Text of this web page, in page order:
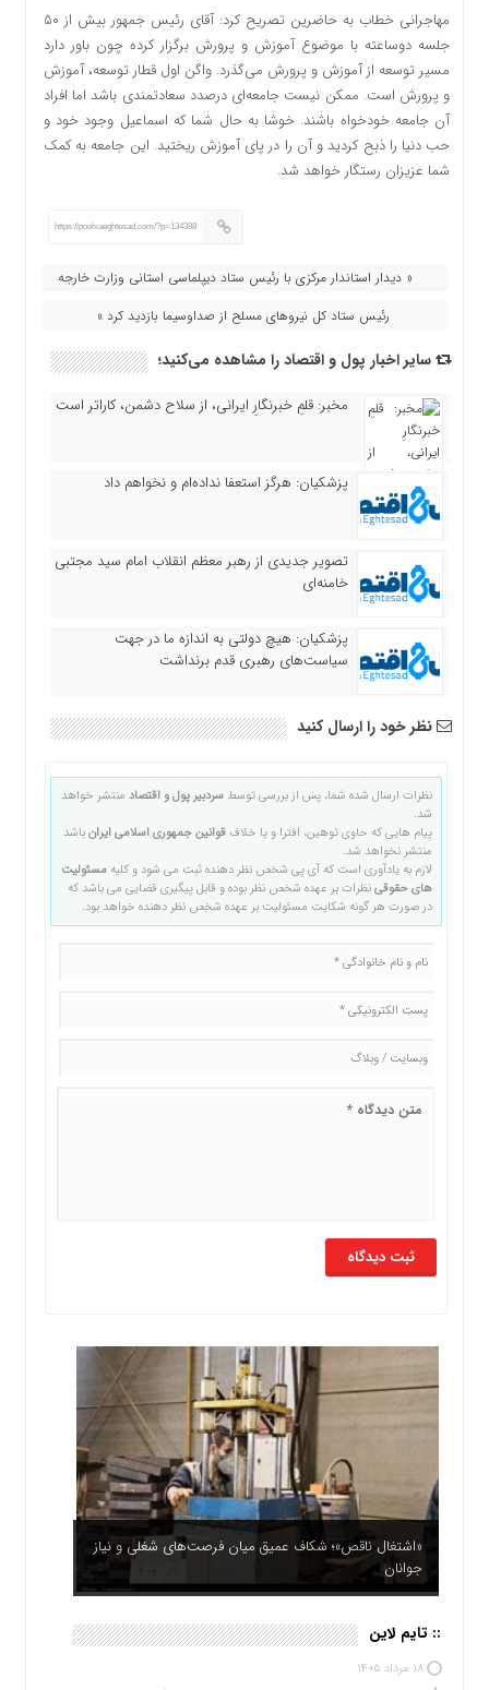
مهاجرانی خطاب به حاضرین تصریح کرد: آقای رئیس جمهور بیش از ۵۰
جلسه دوساعته با موضوع آموزش و پرورش برگزار کرده چون باور دارد
مسیر توسعه از آموزش و پرورش می‌گذرد. واگن اول قطار توسعه، آموزش
و پرورش است. ممکن نیست جامعه‌ای درصدد سعادتمندی باشد اما افراد
آن جامعه خودخواه باشند. خوشا به حال شما که اسماعیل وجود خود و
حب دنیا را ذبح کردید و آن را در پای آموزش ریختید. این جامعه به کمک
شما عزیزان رستگار خواهد شد.
https://poolvaeghtesad.com/?p=134388
« دیدار استاندار مرکزی با رئیس ستاد دیپلماسی استانی وزارت خارجه
رئیس ستاد کل نیروهای مسلح از صداوسیما بازدید کرد »
سایر اخبار پول و اقتصاد را مشاهده می‌کنید؛
مخبر: قلمِ خبرنگارِ ایرانی، از سلاح دشمن، کاراتر است
پزشکیان: هرگز استعفا نداده‌ام و نخواهم داد
تصویر جدیدی از رهبر معظم انقلاب امام سید مجتبی
خامنه‌ای
پزشکیان: هیچ دولتی به اندازه ما در جهت
سیاست‌های رهبری قدم برنداشت
نظر خود را ارسال کنید
نظرات ارسال شده شما، پس از بررسی توسط سردبیر پول و اقتصاد منتشر خواهد
شد.
پیام هایی که حاوی توهین، افترا و یا خلاف قوانین جمهوری اسلامی ایرانباشد
منتشر نخواهد شد.
لازم به یادآوری است که آی پی شخص نظر دهنده ثبت می شود و کلیه مسئولیت
های حقوقینظرات بر عهده شخص نظر بوده و قابل پیگیری قضایی می باشد که
در صورت هر گونه شکایت مسئولیت بر عهده شخص نظر دهنده خواهد بود.
«اشتغال ناقص»؛ شکاف عمیق میان فرصت‌های شغلی و نیاز
جوانان
ضرورت افزایش سقف وام اشتغال مددجویان به ۴۰۰
میلیون تومان
:: تایم لاین
۱۸ مرداد ۱۴۰۵